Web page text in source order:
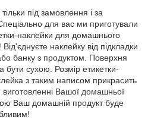
під замовлення і за
для вас ми приготували
наклейки для домашнього
наклейку від підкладки
банку з продуктом. Поверхня
сухою. Розмір етикетки-
з таким написом прикрасить
виготовленні Вашої домашньої
Ваш домашній продукт буде